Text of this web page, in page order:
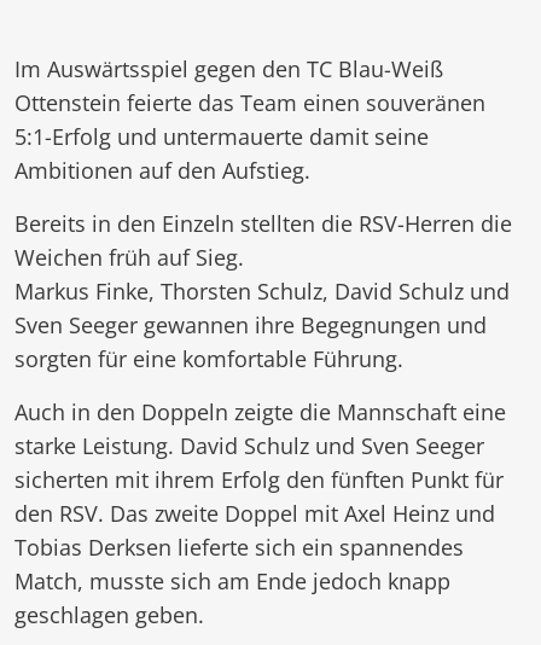
Im Auswärtsspiel gegen den TC Blau-Weiß
Ottenstein feierte das Team einen souveränen
5:1-Erfolg und untermauerte damit seine
Ambitionen auf den Aufstieg.
Bereits in den Einzeln stellten die RSV-Herren die
Weichen früh auf Sieg.
Markus Finke, Thorsten Schulz, David Schulz und
Sven Seeger gewannen ihre Begegnungen und
sorgten für eine komfortable Führung.
Auch in den Doppeln zeigte die Mannschaft eine
starke Leistung. David Schulz und Sven Seeger
sicherten mit ihrem Erfolg den fünften Punkt für
den RSV. Das zweite Doppel mit Axel Heinz und
Tobias Derksen lieferte sich ein spannendes
Match, musste sich am Ende jedoch knapp
geschlagen geben.